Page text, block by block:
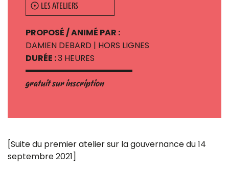
LES ATELIERS
PROPOSÉ / ANIMÉ PAR :
DAMIEN DEBARD | HORS LIGNES
DURÉE :3 HEURES
gratuit sur inscription
[Suite du premier atelier sur la gouvernance du 14
septembre 2021]